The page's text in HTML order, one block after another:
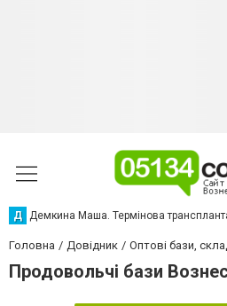
Д Демкина Маша. Термінова
Головна Довідник Оптові бази,
Продовольчі бази